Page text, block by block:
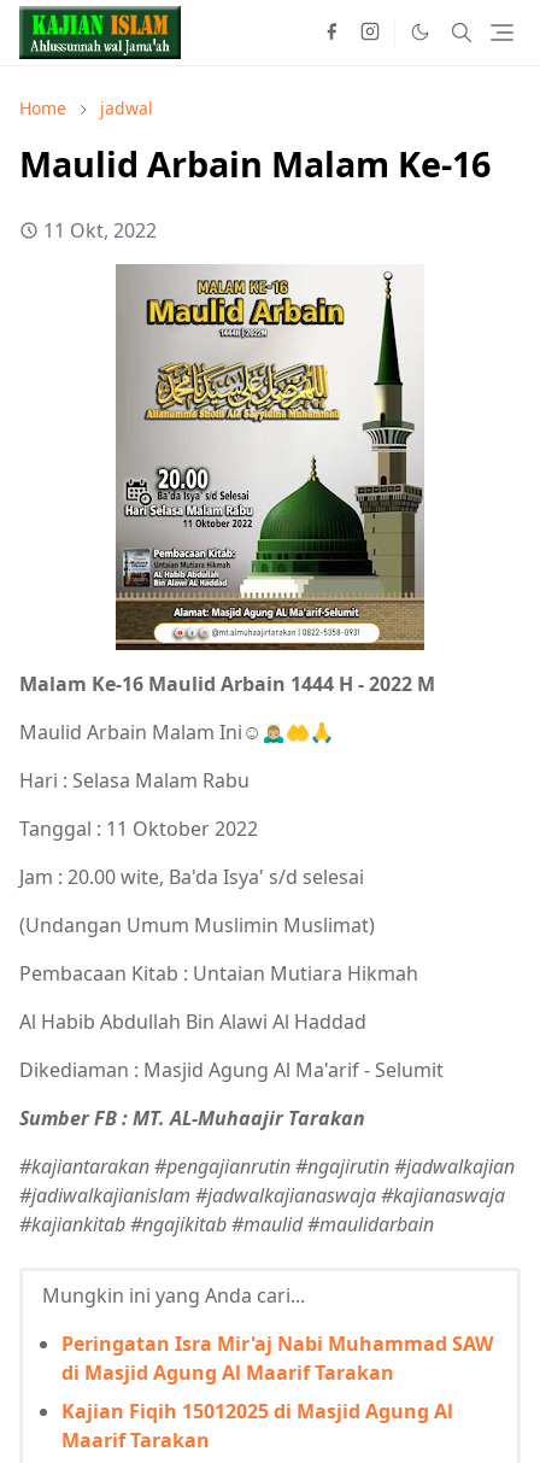
Home jadwal
Maulid Arbain Malam Ke-16
11 Okt, 2022
Malam Ke-16 Maulid Arbain 1444 H - 2022 M
Maulid Arbain Malam Ini☺🙇🏼‍♂️🤲🙏
Hari : Selasa Malam Rabu
Tanggal : 11 Oktober 2022
Jam : 20.00 wite, Ba'da Isya' s/d selesai
(Undangan Umum Muslimin Muslimat)
Pembacaan Kitab : Untaian Mutiara Hikmah
Al Habib Abdullah Bin Alawi Al Haddad
Dikediaman : Masjid Agung Al Ma'arif - Selumit
Sumber FB : MT. AL-Muhaajir Tarakan
#kajiantarakan #pengajianrutin #ngajirutin #jadwalkajian
#jadiwalkajianislam #jadwalkajianaswaja #kajianaswaja
#kajiankitab #ngajikitab #maulid #maulidarbain
Mungkin ini yang Anda cari...
Peringatan Isra Mir'aj Nabi Muhammad SAW
di Masjid Agung Al Maarif Tarakan
Kajian Fiqih 15012025 di Masjid Agung Al
Maarif Tarakan